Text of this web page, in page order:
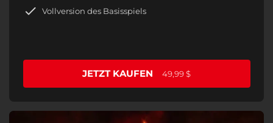
Vollversion des Basisspiels
JETZT KAUFEN 49,99 $